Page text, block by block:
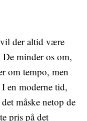
der altid være
minder os om,
om tempo, men
en moderne tid,
måske netop de
pris på det